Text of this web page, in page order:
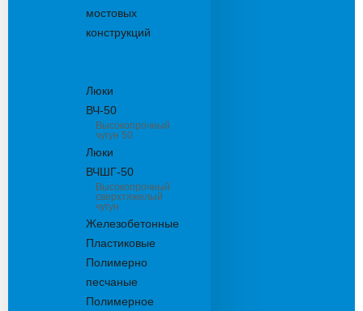
мостовых
конструкций
Люки
ВЧ-50
Высокопрочный
чугун 50
Люки
ВЧШГ-50
Высокопрочный
сверхтяжелый
чугун
Железобетонные
Пластиковые
Полимерно
песчаные
Полимерное